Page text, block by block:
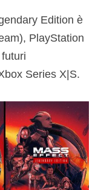
Edition è
PlayStation
Series X|S.